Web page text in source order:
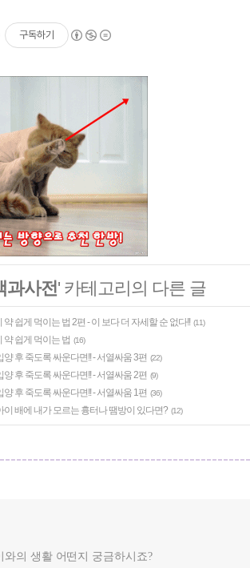
구독하기
과사전' 카테고리의 다른 글
약 쉽게 먹이는 법 2편 - 이 보다 더 자세할 순 없다!! (11)
약 쉽게 먹이는 법 (16)
양 후 죽도록 싸운다면!! - 서열싸움 3편 (22)
양 후 죽도록 싸운다면!! - 서열싸움 2편 (9)
양 후 죽도록 싸운다면!! - 서열싸움 1편 (36)
이 배에 내가 모르는 흉터나 땜방이 있다면? (12)
와의 생활 어떤지 궁금하시죠?